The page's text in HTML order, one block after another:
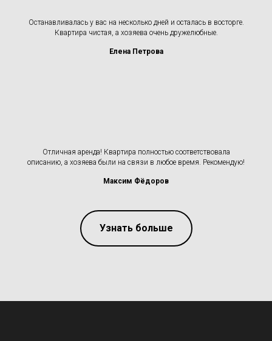
Останавливалась у вас на несколько дней и осталась в восторге.
Квартира чистая, а хозяева очень дружелюбные.
Елена Петрова
Отличная аренда! Квартира полностью соответствовала
описанию, а хозяева были на связи в любое время. Рекомендую!
Максим Фёдоров
Узнать больше